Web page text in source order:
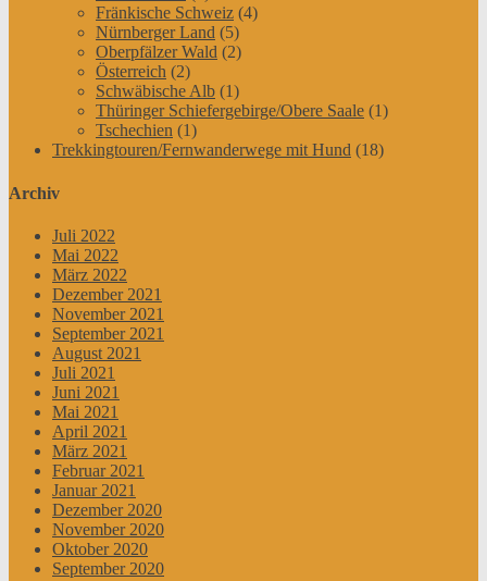
Fränkische Schweiz (4)
Nürnberger Land (5)
Oberpfälzer Wald (2)
Österreich (2)
Schwäbische Alb (1)
Thüringer Schiefergebirge/Obere Saale (1)
Tschechien (1)
Trekkingtouren/Fernwanderwege mit Hund (18)
Archiv
Juli 2022
Mai 2022
März 2022
Dezember 2021
November 2021
September 2021
August 2021
Juli 2021
Juni 2021
Mai 2021
April 2021
März 2021
Februar 2021
Januar 2021
Dezember 2020
November 2020
Oktober 2020
September 2020